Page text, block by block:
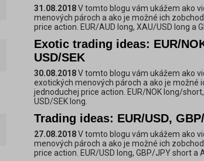
31.08.2018V tomto blogu vám ukážem ako
menových pároch a ako je možné ich
price action. EUR/AUD long, XAU/USD long a
Exotic trading ideas: EUR/
USD/SEK
30.08.2018V tomto blogu vám ukážem ako
exotických menových pároch a ako je možné
jednoduchej price action. EUR/NOK long/
USD/SEK long.
Trading ideas: EUR/USD,
27.08.2018V tomto blogu vám ukážem ako
menových pároch a ako je možné ich
price action. EUR/USD long, GBP/JPY short a